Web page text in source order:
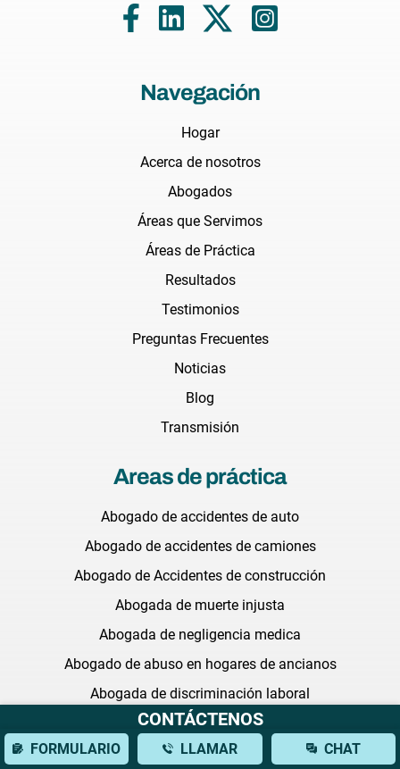
Navegación
Hogar
Acerca de nosotros
Abogados
Áreas que Servimos
Áreas de Práctica
Resultados
Testimonios
Preguntas Frecuentes
Noticias
Blog
Transmisión
Areas de práctica
Abogado de accidentes de auto
Abogado de accidentes de camiones
Abogado de Accidentes de construcción
Abogada de muerte injusta
Abogada de negligencia medica
Abogado de abuso en hogares de ancianos
Abogada de discriminación laboral
Abogada litigante comercial
Abogada de medicamentos defectuosos
CONTÁCTENOS
FORMULARIO LLAMAR CHAT